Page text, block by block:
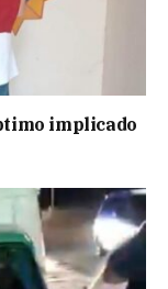
implicado